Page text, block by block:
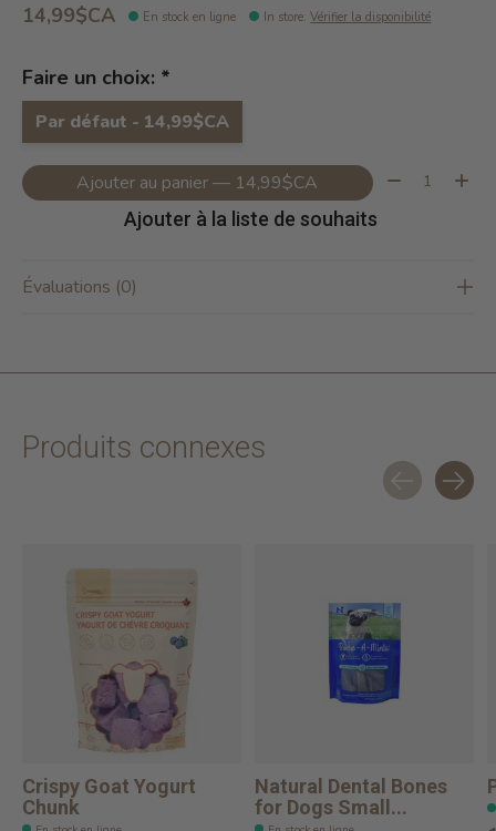
14,99$CA En stock en ligne In store:Vérifier la disponibilité
Faire un choix: *
Par défaut - 14,99$CA
Ajouter au panier — 14,99$CA Quantité:
Ajouter à la liste de souhaits
Évaluations (0)
Produits connexes
Crispy Goat Yogurt
Chunk
Natural Dental Bones
for Dogs Small...